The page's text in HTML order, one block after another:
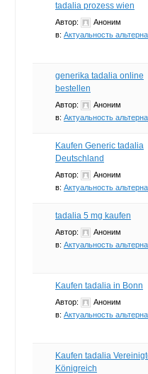
tadalia prozess wien
Автор:
Аноним
в: Актуальность
generika tadalia online
bestellen
Автор:
Аноним
в: Актуальность
Kaufen Generic tadalia
Deutschland
Автор:
Аноним
в: Актуальность
tadalia 5 mg kaufen
Автор:
Аноним
в: Актуальность
Kaufen tadalia in Bonn
Автор:
Аноним
в: Актуальность
Kaufen tadalia
Königreich